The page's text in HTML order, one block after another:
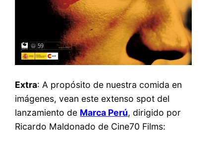
Extra: A propósito de nuestra comida en
imágenes, vean este extenso spot del
lanzamiento de Marca Perú, dirigido por
Ricardo Maldonado de Cine70 Films: